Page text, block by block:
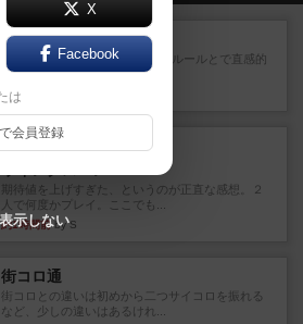
エージェントアベニュー
追いついたら勝ち。シンプルな ルールとで直感的
な 目的で、ボドゲ慣れし...
17分前
期待値を上げすぎた、というのが正直な感想。２
人で何度かプレイ。ここでも...
約1時間前by S
街コロ通
街コロとの違いは初めから二つサイコロを振れる
など、少しの違いはあるけれ...
X
Facebook
は
会員登録
示しない